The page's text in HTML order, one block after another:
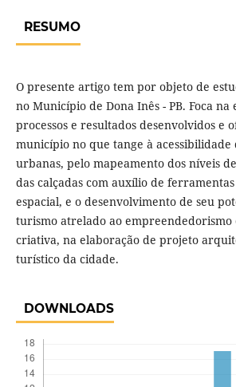
RESUMO
O presente artigo tem por objeto de
no Município de Dona Inês - PB. Foca na
processos e resultados desenvolvidos e
município no que tange à acessibilidade
urbanas, pelo mapeamento dos níveis
das calçadas com auxílio de
espacial, e o desenvolvimento de seu
turismo atrelado ao empreendedorismo
criativa, na elaboração de projeto
turístico da cidade.
DOWNLOADS